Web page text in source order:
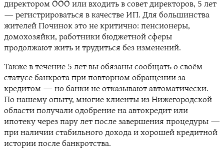
директором ООО или входить в совет директоров, 5 лет
— регистрироваться в качестве ИП. Для большинства
жителей Починок это не критично: пенсионеры,
домохозяйки, работники бюджетной сферы
продолжают жить и трудиться без изменений.
Также в течение 5 лет вы обязаны сообщать о своём
статусе банкрота при повторном обращении за
кредитом — но банки не отказывают автоматически.
По нашему опыту, многие клиенты из Нижегородской
области получали одобрение на автокредит или
ипотеку через пару лет после завершения процедуры —
при наличии стабильного дохода и хорошей кредитной
истории после банкротства.